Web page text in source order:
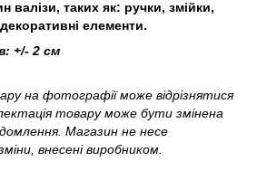
валізи, таких як: ручки, змійки,
елементи.
+/- 2 см
на фотографії може відрізнятися
товару може бути змінена
Магазин не несе
внесені виробником.